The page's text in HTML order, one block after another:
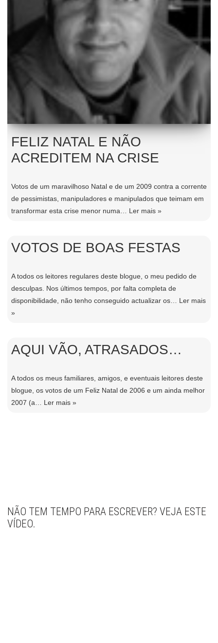
FELIZ NATAL E NÃO
ACREDITEM NA CRISE
Votos de um maravilhoso Natal e de um 2009 contra a corrente
de pessimistas, manipuladores e manipulados que teimam em
transformar esta crise menor numa… Ler mais »
VOTOS DE BOAS FESTAS
A todos os leitores regulares deste blogue, o meu pedido de
desculpas. Nos últimos tempos, por falta completa de
disponibilidade, não tenho conseguido actualizar os… Ler mais
»
AQUI VÃO, ATRASADOS…
A todos os meus familiares, amigos, e eventuais leitores deste
blogue, os votos de um Feliz Natal de 2006 e um ainda melhor
2007 (a… Ler mais »
NÃO TEM TEMPO PARA ESCREVER? VEJA ESTE
VÍDEO.